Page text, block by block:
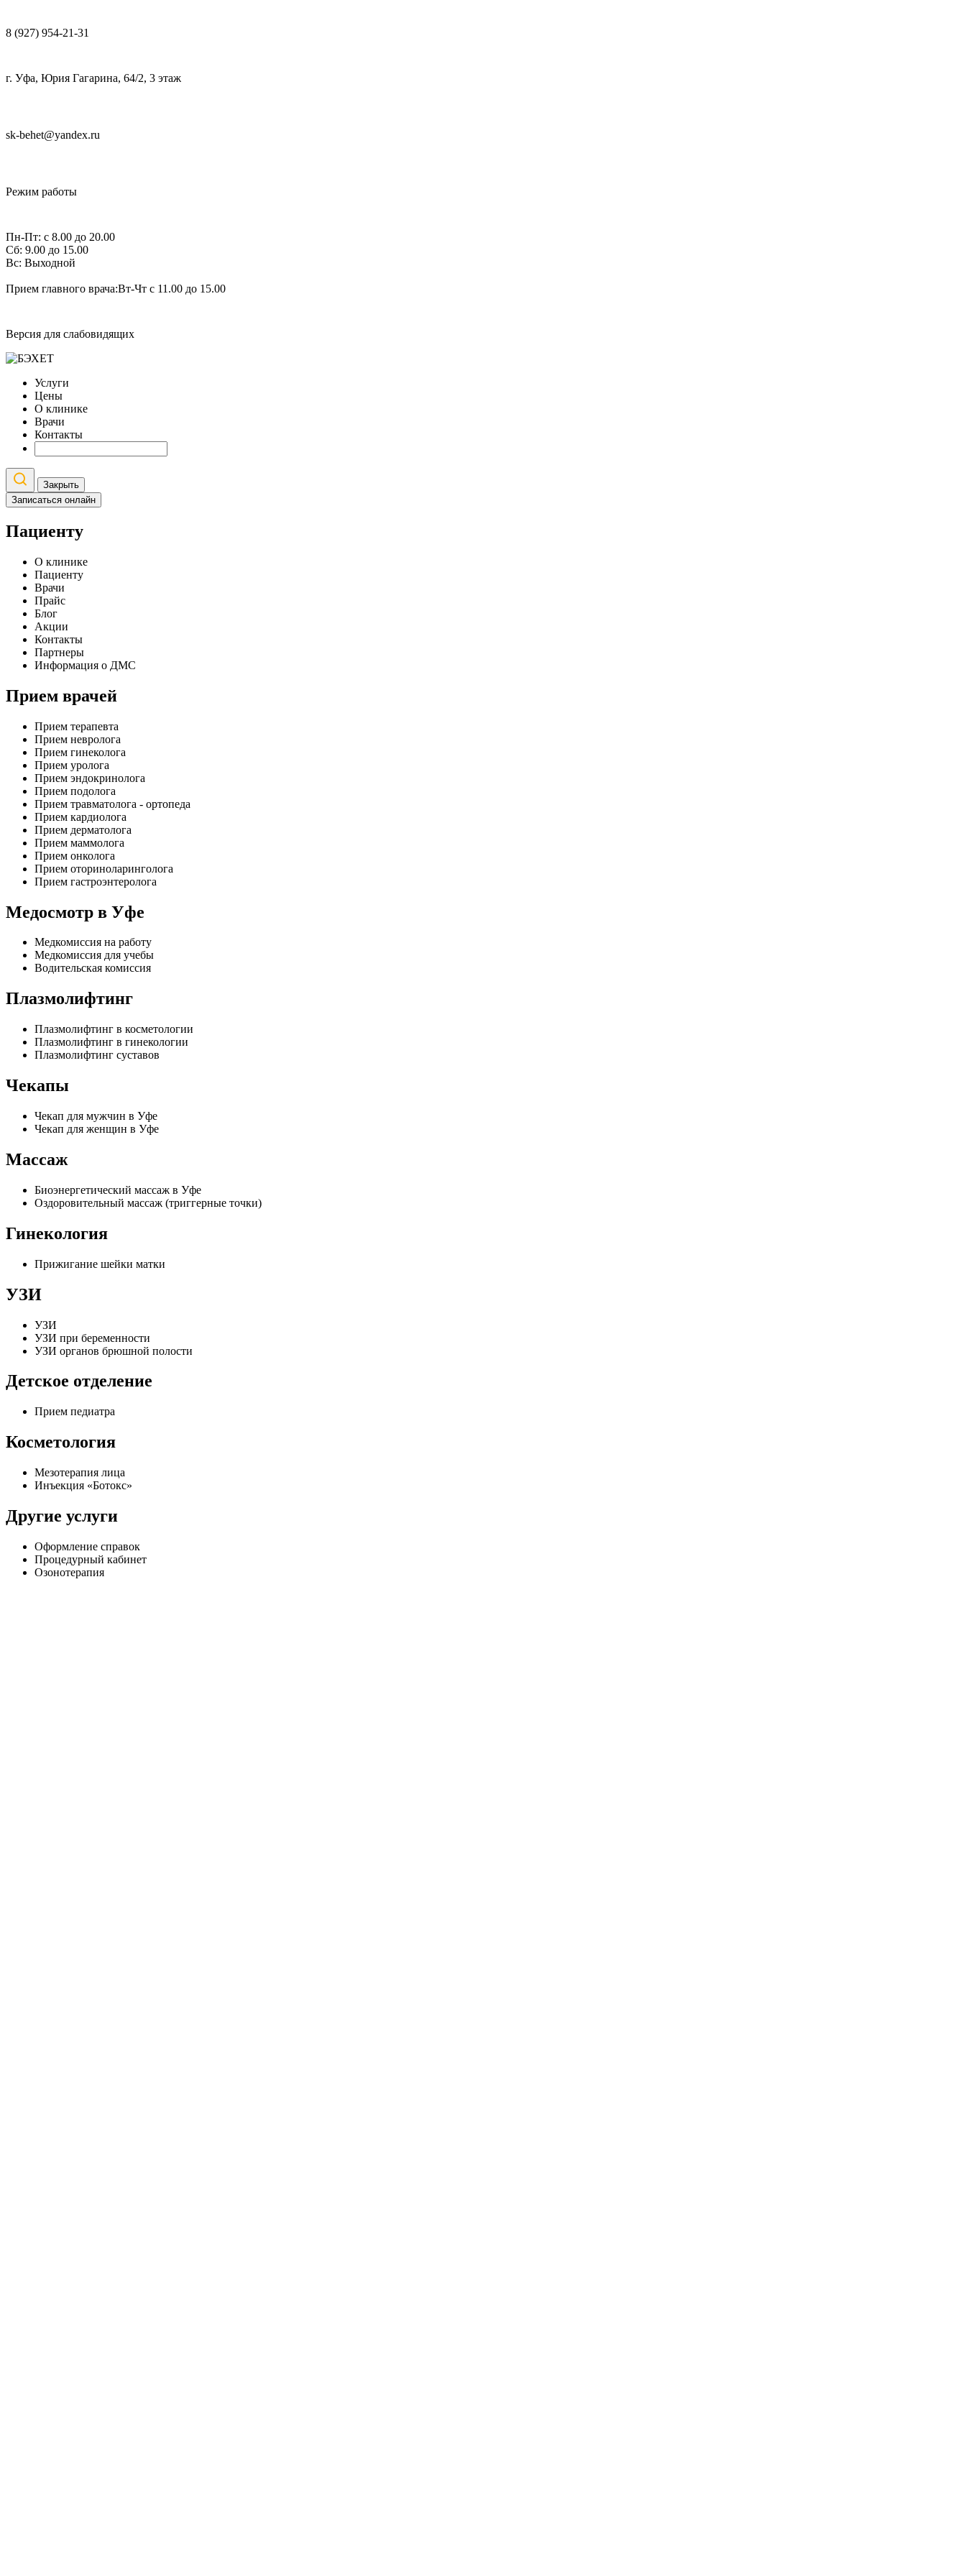
8 (927) 954-21-31
г. Уфа, Юрия Гагарина, 64/2, 3 этаж
sk-behet@yandex.ru
Режим работы
Пн-Пт: с 8.00 до 20.00
Сб: 9.00 до 15.00
Вс: Выходной
Прием главного врача:Вт-Чт с 11.00 до 15.00
Версия для слабовидящих
Услуги
Цены
О клинике
Врачи
Контакты
Закрыть
Записаться онлайн
Пациенту
О клинике
Пациенту
Врачи
Прайс
Блог
Акции
Контакты
Партнеры
Информация о ДМС
Прием врачей
Прием терапевта
Прием невролога
Прием гинеколога
Прием уролога
Прием эндокринолога
Прием подолога
Прием травматолога - ортопеда
Прием кардиолога
Прием дерматолога
Прием маммолога
Прием онколога
Прием оториноларинголога
Прием гастроэнтеролога
Медосмотр в Уфе
Медкомиссия на работу
Медкомиссия для учебы
Водительская комиссия
Плазмолифтинг
Плазмолифтинг в косметологии
Плазмолифтинг в гинекологии
Плазмолифтинг суставов
Чекапы
Чекап для мужчин в Уфе
Чекап для женщин в Уфе
Массаж
Биоэнергетический массаж в Уфе
Оздоровительный массаж (триггерные точки)
Гинекология
Прижигание шейки матки
УЗИ
УЗИ
УЗИ при беременности
УЗИ органов брюшной полости
Детское отделение
Прием педиатра
Косметология
Мезотерапия лица
Инъекция «Ботокс»
Другие услуги
Оформление справок
Процедурный кабинет
Озонотерапия